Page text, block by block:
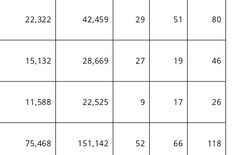
22,322 42,459 29 51 80
15,132 28,669 27 19 46
11,588 22,525 9 17 26
75,468 151,142 52 66 118